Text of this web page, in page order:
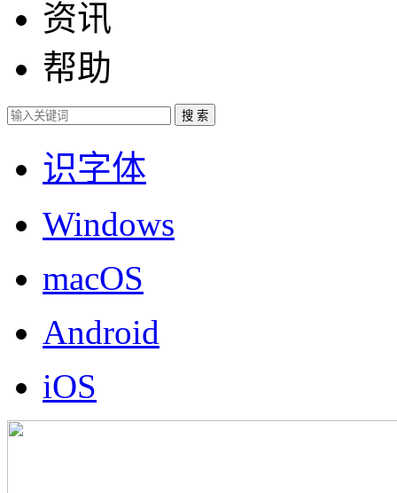
资讯
帮助
识字体
Windows
macOS
Android
iOS